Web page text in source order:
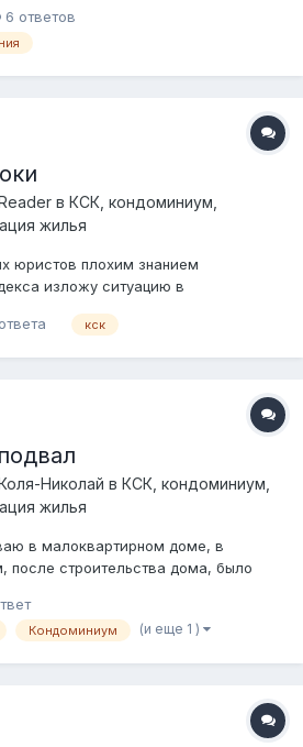
лист голосования, если свою
из собственников?
6 ответов
в КСК, кондоминиум,
жилья
юристов плохим знанием
изложу ситуацию в
кооператива собрались на
но проживающий в ней. По...
кск
Николай в КСК, кондоминиум,
жилья
в малоквартирном доме, в
после строительства дома, было
подачи холодной воды и
воды отсутствует, так как в
Кондоминиум (и еще 1 )